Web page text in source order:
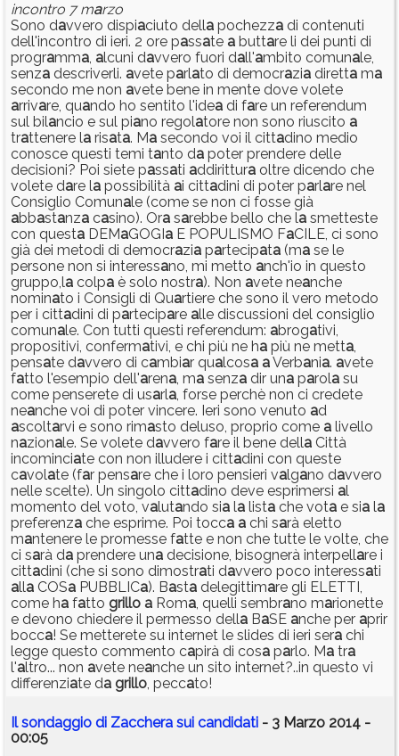
incontro 7 marzo
Sono davvero dispiaciuto della pochezza di contenuti
dell'incontro di ieri. 2 ore passate a buttare li dei punti di
programma, alcuni davvero fuori dall'ambito comunale,
senza descriverli. avete parlato di democrazia diretta ma
secondo me non avete bene in mente dove volete
arrivare, quando ho sentito l'idea di fare un referendum
sul bilancio e sul piano regolatore non sono riuscito a
trattenere la risata. Ma secondo voi il cittadino medio
conosce questi temi tanto da poter prendere delle
decisioni? Poi siete passati addirittura oltre dicendo che
volete dare la possibilità ai cittadini di poter parlare nel
Consiglio Comunale (come se non ci fosse già
abbastanza casino). Ora sarebbe bello che la smetteste
con questa DEMaGOGI a E POPULISMO FaCILE, ci sono
già dei metodi di democrazia partecipata (ma se le
persone non si interessano, mi metto anch'io in questo
gruppo,la colpa è solo nostra). Non avete neanche
nominato i Consigli di Quartiere che sono il vero metodo
per i cittadini di partecipare alle discussioni del consiglio
comunale. Con tutti questi referendum: abrogativi,
propositivi, confermativi, e chi più ne ha più ne metta,
pensate davvero di cambiar qualcosa aVerbania. avete
fatto l'esempio dell'arena, ma senza dir una parola su
come penserete di usarla, forse perchè non ci credete
neanche voi di poter vincere. Ieri sono venuto ad
ascoltarvi e sono rimasto deluso, proprio come a livello
nazionale. Se volete davvero fare il bene della Città
incominciate con non illudere i cittadini con queste
cavolate (far pensare che i loro pensieri valgano davvero
nelle scelte). Un singolo cittadino deve esprimersi al
momento del voto, valutando sia la lista che vota e sia la
preferenza che esprime. Poi tocca a chi sarà eletto
mantenere le promesse fatte e non che tutte le volte, che
ci sarà da prendere una decisione, bisognerà interpellare i
cittadini (che si sono dimostrati davvero poco interessati
alla COSa PUBBLICa). Basta delegittimare gli ELETTI,
come ha fatto grillo a Roma, quelli sembrano marionette
e devono chiedere il permesso della BaSE anche per aprir
bocca! Se metterete su internet le slides di ieri sera chi
legge questo commento capirà di cosa parlo. Ma tra
l'altro... non avete neanche un sito internet?..in questo vi
differenziate da grillo, peccato!
Il sondaggio di Zacchera sui candidati - 3 Marzo 2014 -
00:05